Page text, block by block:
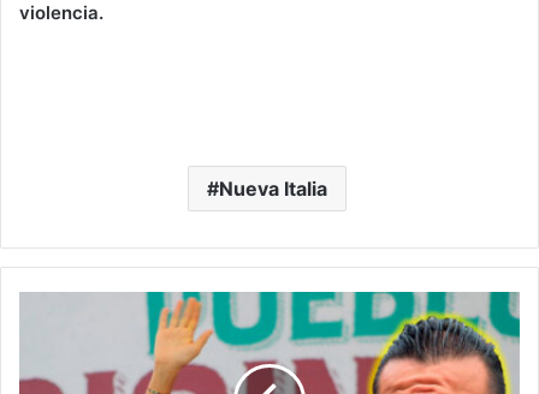
violencia.
Nueva Italia
SeGob